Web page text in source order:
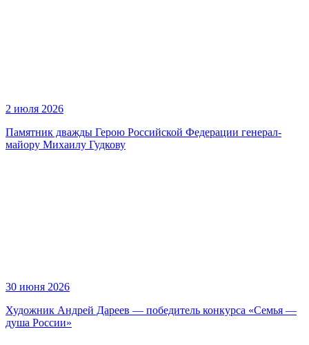
2 июля 2026
Памятник дважды Герою Российской Федерации генерал-
майору Михаилу Гудкову
30 июня 2026
Художник Андрей Дареев — победитель конкурса «Семья —
душа России»